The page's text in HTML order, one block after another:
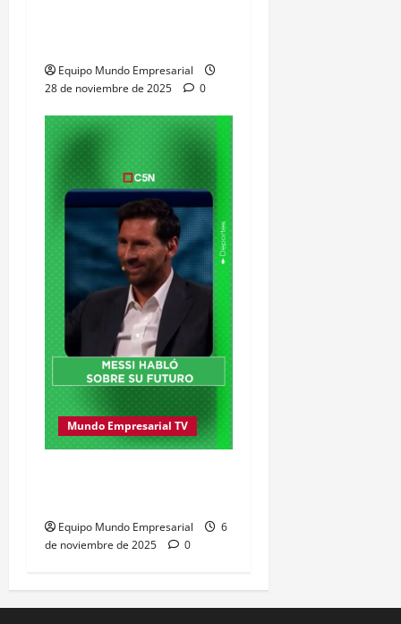
Equipo Mundo Empresarial
28 de noviembre de 2025
0
Mundo Empresarial TV
Equipo Mundo Empresarial
6
de noviembre de 2025
0